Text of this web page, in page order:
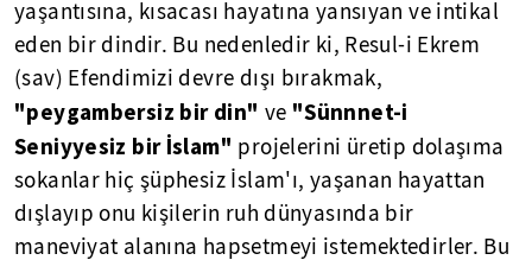
yaşantısına, kısacası hayatına yansıyan ve intikal
eden bir dindir. Bu nedenledir ki, Resul-i Ekrem
(sav) Efendimizi devre dışı bırakmak,
"peygambersiz bir din" ve "Sünnnet-i
Seniyyesiz bir İslam" projelerini üretip dolaşıma
sokanlar hiç şüphesiz İslam'ı, yaşanan hayattan
dışlayıp onu kişilerin ruh dünyasında bir
maneviyat alanına hapsetmeyi istemektedirler. Bu